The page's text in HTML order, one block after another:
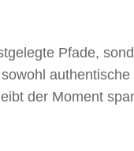
Pfade,
der Moment